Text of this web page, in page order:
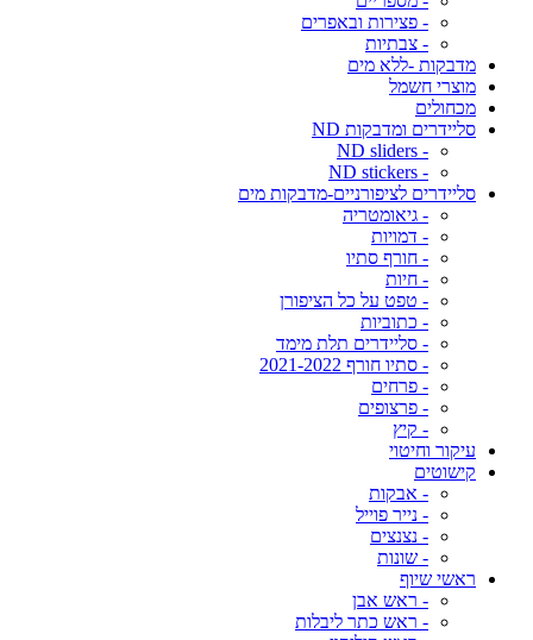
- פצירות ובאפרים
- צבתיות
מדבקות -ללא מים
מוצרי חשמל
מכחולים
סליידרים ומדבקות ND
- ND sliders
- ND stickers
סליידרים לציפורניים-מדבקות מים
- גיאומטריה
- דמויות
- חורף סתיו
- חיות
- טפט על כל הציפורן
- כתוביות
- סליידרים תלת מימד
- סתיו חורף 2021-2022
- פרחים
- פרצופים
- קיץ
עיקור וחיטוי
קישוטים
- אבקות
- נייר פוייל
- נצנצים
- שונות
ראשי שיוף
- ראש אבן
- ראש כתר ליבלות